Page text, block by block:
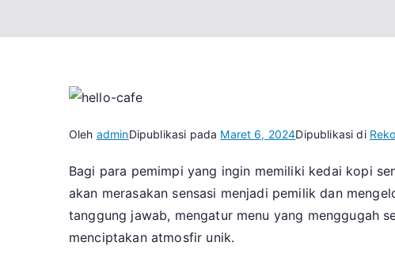
Oleh adminDipublikasi pada Maret 6, 2024Dipublikasi di
Bagi para pemimpi yang ingin memiliki kedai kopi
akan merasakan sensasi menjadi pemilik dan
tanggung jawab, mengatur menu yang menggugah
menciptakan atmosfir unik.